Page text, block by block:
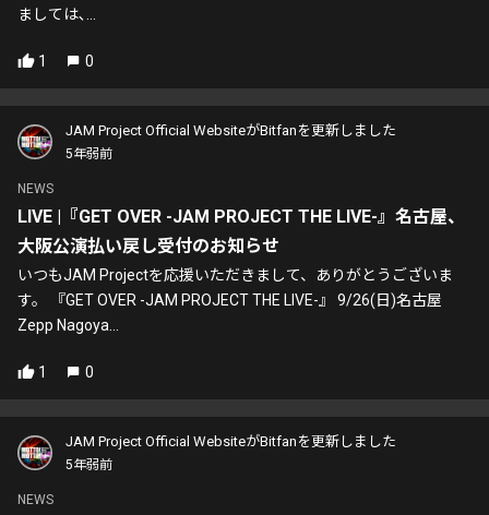
ましては､...
1 0
JAM Project Official WebsiteがBitfanを更新しました
5年弱前
NEWS
LIVE |『GET OVER -JAM PROJECT THE LIVE-』名古屋、
大阪公演払い戻し受付のお知らせ
いつもJAM Projectを応援いただきまして、ありがとうございま
す。 『GET OVER -JAM PROJECT THE LIVE-』 9/26(日)名古屋
Zepp Nagoya...
1 0
JAM Project Official WebsiteがBitfanを更新しました
5年弱前
NEWS